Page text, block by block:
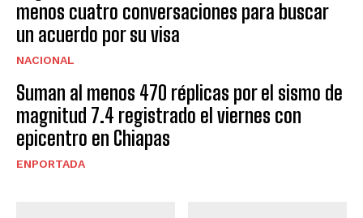
menos cuatro conversaciones para buscar
un acuerdo por su visa
NACIONAL
Suman al menos 470 réplicas por el sismo de
magnitud 7.4 registrado el viernes con
epicentro en Chiapas
ENPORTADA